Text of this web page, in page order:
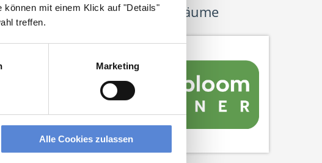
mit einem Klick auf "Details"
treffen.
Marketing
Alle Cookies zulassen
Wir pflanzen Bäume